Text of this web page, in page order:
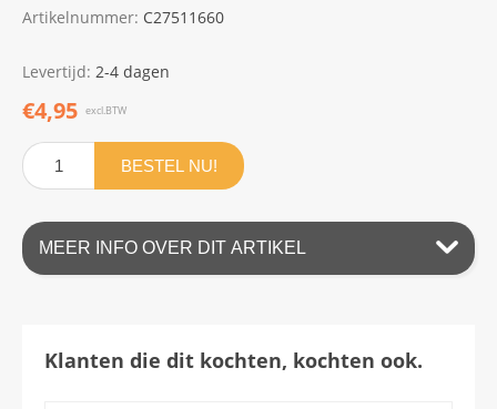
Artikelnummer: C27511660
Levertijd: 2-4 dagen
€4,95 excl.BTW
BESTEL NU!
MEER INFO OVER DIT ARTIKEL
Klanten die dit kochten, kochten ook.